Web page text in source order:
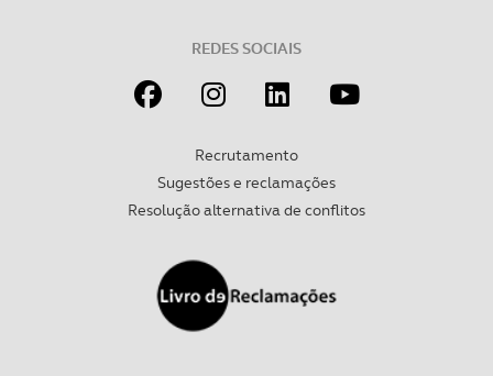
REDES SOCIAIS
Recrutamento
Sugestões e reclamações
Resolução alternativa de conflitos